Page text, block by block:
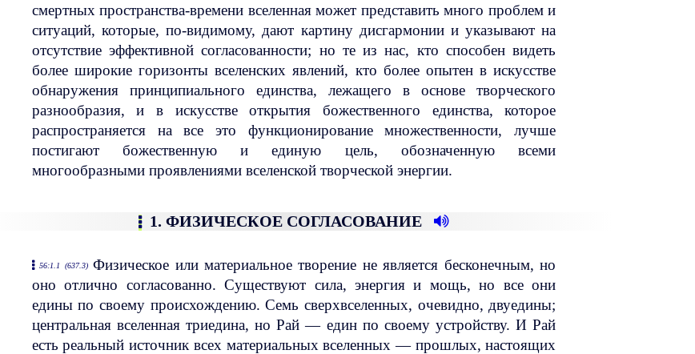
смертных пространства-времени вселенная может представить много проблем и
ситуаций, которые, по-видимому, дают картину дисгармонии и указывают на
отсутствие эффективной согласованности; но те из нас, кто способен видеть
более широкие горизонты вселенских явлений, кто более опытен в искусстве
обнаружения принципиального единства, лежащего в основе творческого
разнообразия, и в искусстве открытия божественного единства, которое
распространяется на все это функционирование множественности, лучше
постигают божественную и единую цель, обозначенную всеми
многообразными проявлениями вселенской творческой энергии.
1. ФИЗИЧЕСКОЕ СОГЛАСОВАНИЕ
56:1.1 (637.3) Физическое или материальное творение не является бесконечным, но
оно отлично согласованно. Существуют сила, энергия и мощь, но все они
едины по своему происхождению. Семь сверхвселенных, очевидно, двуедины;
центральная вселенная триедина, но Рай — един по своему устройству. И Рай
есть реальный источник всех материальных вселенных — прошлых, настоящих